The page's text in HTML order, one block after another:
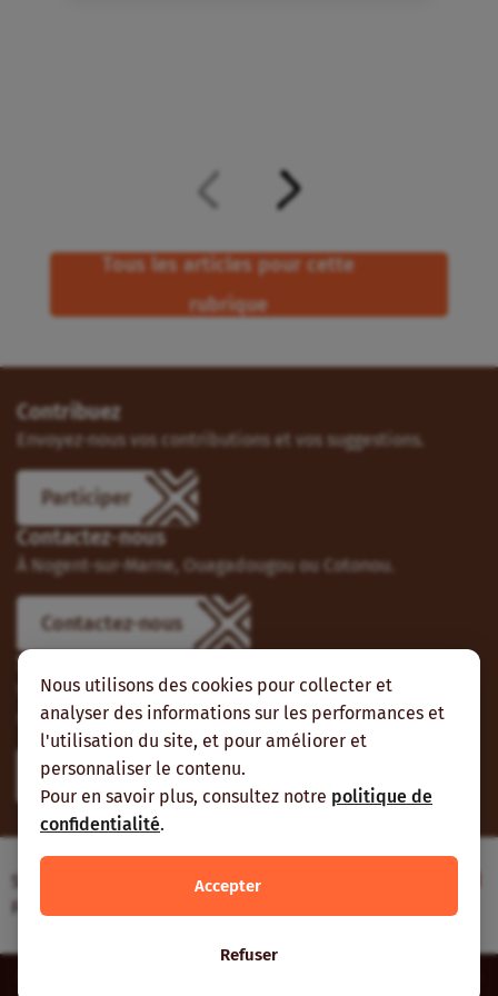
Nous utilisons des cookies pour collecter et
analyser des informations sur les performances et
l'utilisation du site, et pour améliorer et
personnaliser le contenu.
Pour en savoir plus, consultez notre politique de
confidentialité.
Accepter
Refuser
Tous les articles pour cette
rubrique
Contribuez
Envoyez-nous vos contributions et vos suggestions.
Participer
Contactez-nous
À Nogent-sur-Marne, Ouagadougou ou Cotonou.
Contactez-nous
Suivez-nous
Vous pouvez aussi vous abonner à nos flux RSS et nous
suivre sur les réseaux sociaux.
Site web réalisé avec le soutien de l’Agence
Française de Développement